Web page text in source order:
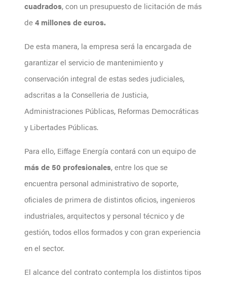
cuadrados, con un presupuesto de licitación de más
de4 millones de euros.
De esta manera, la empresa será la encargada de
garantizar el servicio de mantenimiento y
conservación integral de estas sedes judiciales,
adscritas a la Conselleria de Justicia,
Administraciones Públicas, Reformas Democráticas
y Libertades Públicas.
Para ello, Eiffage Energía contará con un equipo de
más de 50 profesionales, entre los que se
encuentra personal administrativo de soporte,
oficiales de primera de distintos oficios, ingenieros
industriales, arquitectos y personal técnico y de
gestión, todos ellos formados y con gran experiencia
en el sector.
El alcance del contrato contempla los distintos tipos